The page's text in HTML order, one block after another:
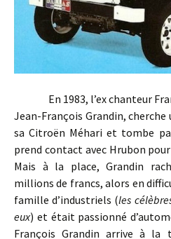
En 1983, l’ex chanteur
Jean-François Grandin,
sa Citroën Méhari et tombe
prend contact avec Hrubon
Mais à la place, Grandin
millions de francs, alors en
famille d’industriels (les
eux) et était passionné
François Grandin arrive à la